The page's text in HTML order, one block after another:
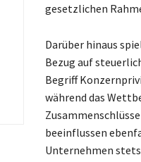
gesetzlichen
Darüber hinaus
Bezug auf
Begriff
während das
beeinflussen
Unternehmen